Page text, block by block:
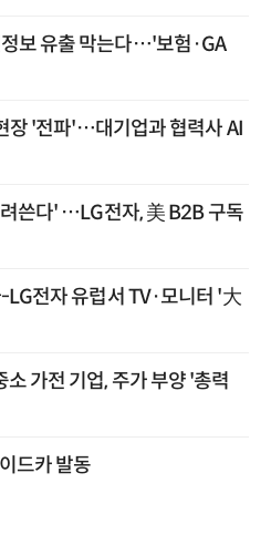
보 유출 막는다…'보험·GA
장 '전파'…대기업과 협력사 AI
쓴다' …LG전자, 美 B2B 구독
전자 유럽서 TV·모니터 '大
가전 기업, 주가 부양 '총력
드카 발동